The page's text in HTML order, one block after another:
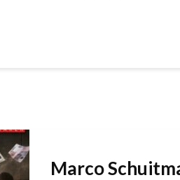
Marco